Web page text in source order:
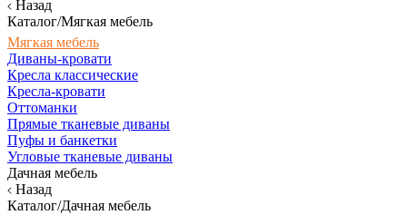
Назад
Каталог/Мягкая мебель
Мягкая мебель
Диваны-кровати
Кресла классические
Кресла-кровати
Оттоманки
Прямые тканевые диваны
Пуфы и банкетки
Угловые тканевые диваны
Дачная мебель
Назад
Каталог/Дачная мебель